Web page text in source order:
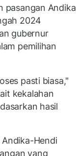
pasangan Andika
2024
gubernur
pemilihan
pasti biasa,"
kekalahan
hasil
Hendi
yang